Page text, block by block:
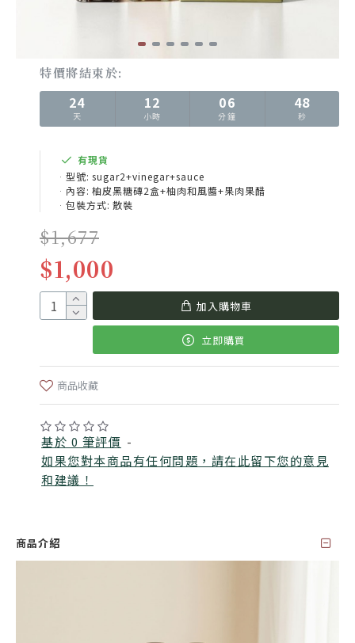
基於 0 筆評價 -
如果您對本商品有任何問題，請在此留下您的意見
和建議！
特價將結束於:
24
天
12
小時
06
分鐘
46
秒
$1,000
$1,677
有現貨
型號: sugar2+vinegar+sauce
內容: 柚皮黑糖磚2盒+柚肉和風醬+果肉果醋
包裝方式: 散裝
加入購物車
立即購買
商品收藏
商品介紹